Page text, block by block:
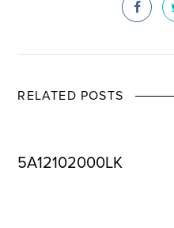
RELATED POSTS
5A12102000LK